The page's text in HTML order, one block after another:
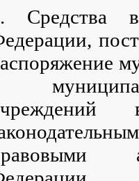
Средства